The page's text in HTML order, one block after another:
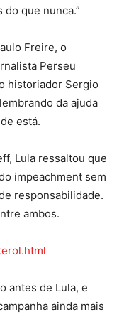
que nunca.”
Freire, o
Perseu
historiador Sergio
da ajuda
está.
Lula ressaltou que
impeachment sem
responsabilidade.
ambos.
antes de Lula, e
ainda mais